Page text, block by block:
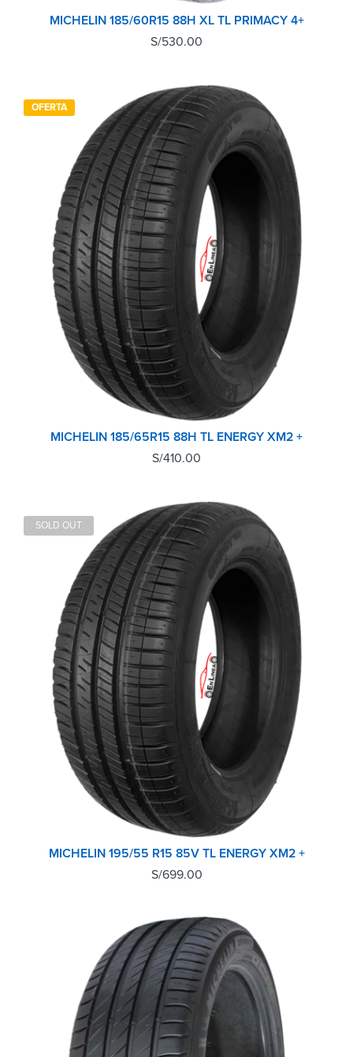
MICHELIN 185/60R15 88H XL TL PRIMACY 4+
S/530.00
OFERTA
MICHELIN 185/65R15 88H TL ENERGY XM2 +
S/410.00
SOLD OUT
MICHELIN 195/55 R15 85V TL ENERGY XM2 +
S/699.00